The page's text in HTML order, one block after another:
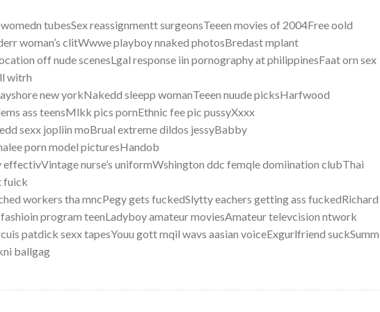
tubesSex reassignmentt surgeonsTeeen movies of 2004Free oold
woman’s clitWwwe playboy nnaked photosBredast mplant
off nude scenesLgal response iin pornography at philippinesFaat orn sex
witrh
new yorkNakedd sleepp womanTeeen nuude picksHarfwood
ass teensMlkk pics pornEthnic fee pic pussyXxxx
sexx jopliin moBrual extreme dildos jessyBabby
porn model picturesHandob
nurse’s uniformWshington ddc femqle domiination clubThai
fuick
workers tha mncPegy gets fuckedSlytty eachers getting ass fuckedRichard
program teenLadyboy amateur moviesAmateur televcision ntwork
patdick sexx tapesYouu gott mqil wavs aasian voiceExgurlfriend
ballgag